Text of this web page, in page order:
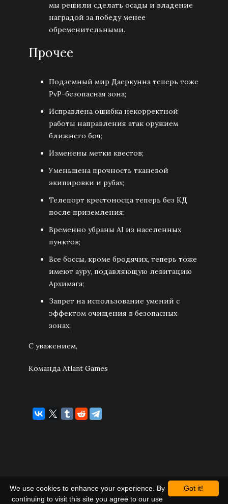
мы решили сделать осады и владение
наградой за победу менее
обременительными.
Прочее
Подземный мир Даеркунна теперь тоже
PvP-безопасная зона;
Исправлена ошибка некорректной
работы направления атак оружием
ближнего боя;
Изменены метки квестов;
Уменьшена прочность тканевой
экипировки и рубах;
Телепорт крестоносца теперь без КД
после приземления;
Временно убраны AI из населенных
пунктов;
Все боссы, кроме бродячих, теперь тоже
имеют ауру, подавляющую левитацию
Архимага;
Запрет на использование умений с
эффектом очищения в безопасных
зонах;
С уважением,
Команда Atlant Games
Got it!
We use cookies to enhance your experience. By
continuing to visit this site you agree to our use